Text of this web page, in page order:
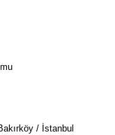
/ İstanbul